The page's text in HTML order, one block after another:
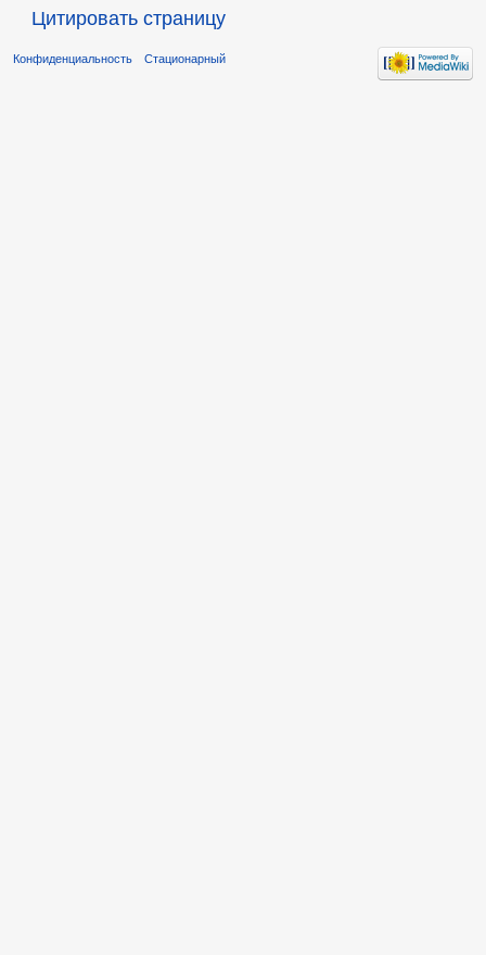
Цитировать страницу
Конфиденциальность Стационарный